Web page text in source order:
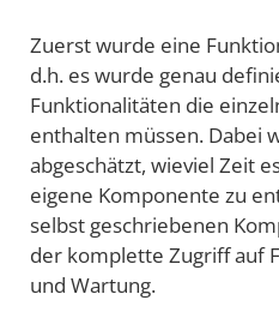
Zuerst wurde eine
d.h. es wurde genau
Funktionalitäten die
enthalten müssen. Dabei
abgeschätzt, wieviel Zeit
eigene Komponente zu
selbst geschriebenen
der komplette Zugriff auf
und Wartung.